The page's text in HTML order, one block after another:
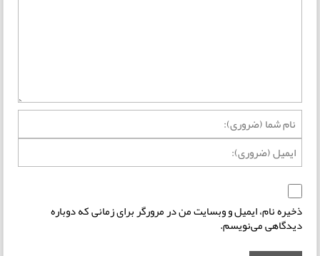
ذخیره نام، ایمیل و وبسایت من در مرورگر برای زمانی که دوباره
دیدگاهی می‌نویسم.